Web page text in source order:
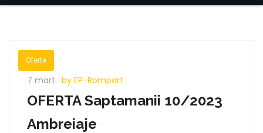
Oferte
7 mart. by EP-Rompart
OFERTA Saptamanii 10/2023
Ambreiaje